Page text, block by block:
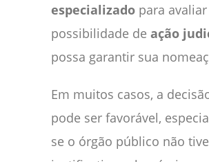
especializado para avaliar
possibilidade de ação
possa garantir sua
Em muitos casos, a
pode ser favorável,
se o órgão público não